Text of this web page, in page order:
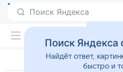
Поиск Яндекса
Поиск Яндекса
Найдёт ответ,
быстро и